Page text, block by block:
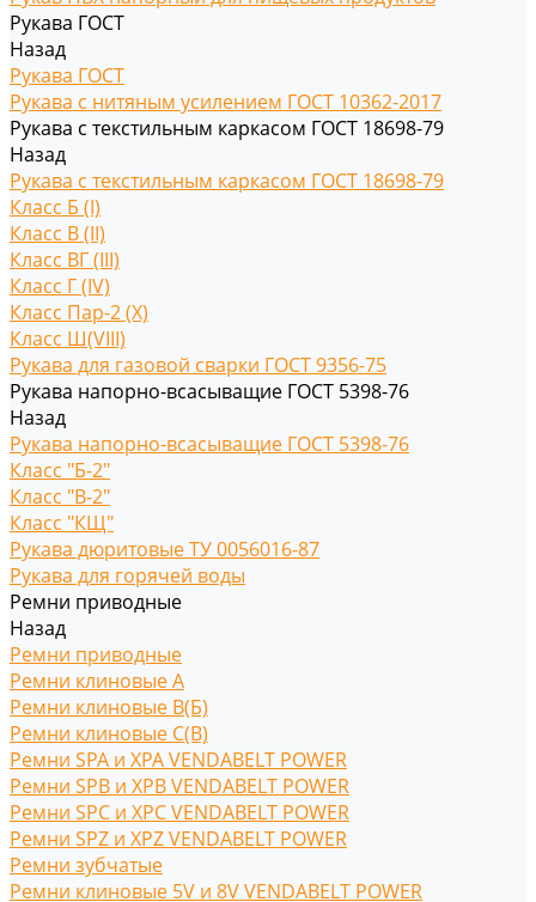
Рукава ГОСТ
Назад
Рукава ГОСТ
Рукава с нитяным усилением ГОСТ 10362-2017
Рукава с текстильным каркасом ГОСТ 18698-79
Назад
Рукава с текстильным каркасом ГОСТ 18698-79
Класс Б (I)
Класс В (II)
Класс ВГ (III)
Класс Г (IV)
Класс Пар-2 (X)
Класс Ш(VIII)
Рукава для газовой сварки ГОСТ 9356-75
Рукава напорно-всасыващие ГОСТ 5398-76
Назад
Рукава напорно-всасыващие ГОСТ 5398-76
Класс "Б-2"
Класс "В-2"
Класс "КЩ"
Рукава дюритовые ТУ 0056016-87
Рукава для горячей воды
Ремни приводные
Назад
Ремни приводные
Ремни клиновые A
Ремни клиновые В(Б)
Ремни клиновые С(B)
Ремни SPA и XPA VENDABELT POWER
Ремни SPB и XPB VENDABELT POWER
Ремни SPC и XPC VENDABELT POWER
Ремни SPZ и XPZ VENDABELT POWER
Ремни зубчатые
Ремни клиновые 5V и 8V VENDABELT POWER